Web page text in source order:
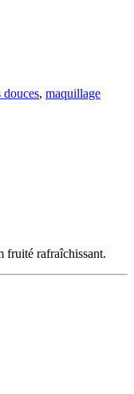
douces, maquillage
fruité rafraîchissant.